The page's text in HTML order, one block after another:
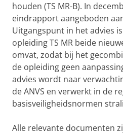
houden (TS MR-B). In
eindrapport aangeboden
Uitgangspunt in het advies
opleiding TS MR beide
omvat, zodat bij het
de opleiding geen
advies wordt naar
de ANVS en verwerkt in de
basisveiligheidsnormen
Alle relevante documenten